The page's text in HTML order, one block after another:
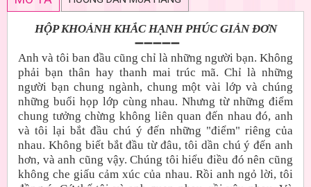
HỘP KHOẢNH KHẮC HẠNH PHÚC GIẢN ĐƠN
➖➖➖➖➖
Anh và tôi ban đầu cũng chỉ là những người bạn. Không
phải bạn thân hay thanh mai trúc mã. Chỉ là những
người bạn chung ngành, chung một vài lớp và chúng
những buổi họp lớp cùng nhau. Nhưng từ những điểm
chung tưởng chừng không liên quan đến nhau đó, anh
và tôi lại bắt đầu chú ý đến những "điểm" riêng của
nhau. Không biết bắt đầu từ đâu, tôi dần chú ý đến anh
hơn, và anh cũng vậy. Chúng tôi hiểu điều đó nên cũng
không che giấu cảm xúc của nhau. Rồi anh ngỏ lời, tôi